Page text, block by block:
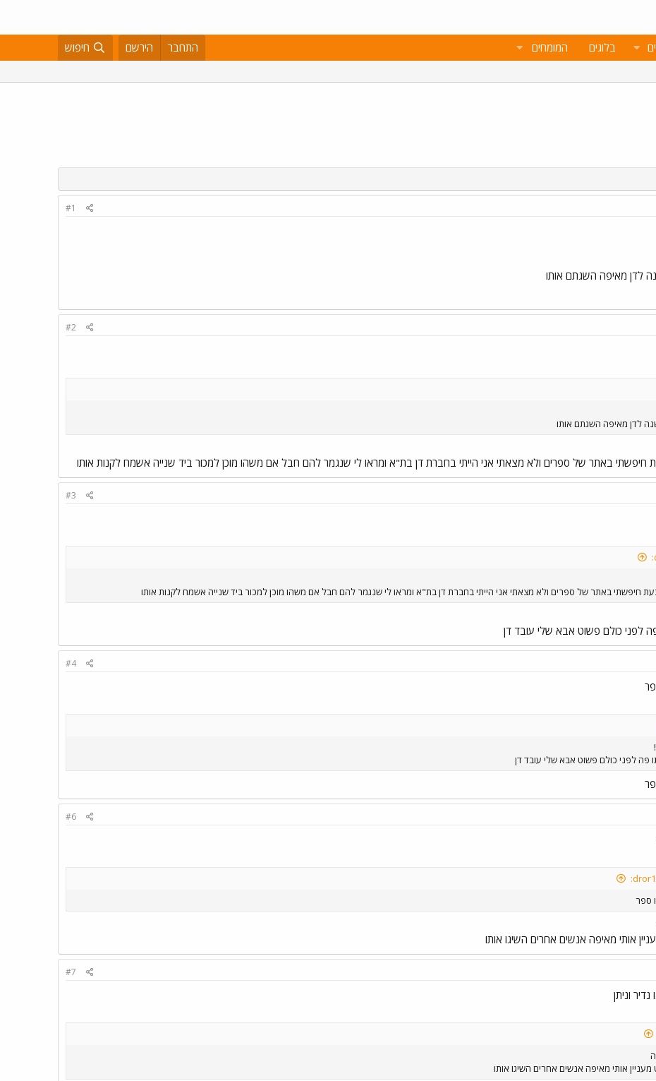
בלוגים המומחים התחבר הירשם חיפוש
#1
#2
חיפשתי באתר של ספרים ולא מצאתי אני הייתי בחברת דן בת"א ומראו לי שנגמר להם חבל אם משהו מוכן למכור ביד שנייה אשמח לקנות אותו
#3
חיפשתי באתר של ספרים ולא מצאתי אני הייתי בחברת דן בת"א ומראו לי שנגמר להם חבל אם משהו מוכן למכור ביד שנייה אשמח לקנות אותו
לפני כולם פשוט אבא שלי עובד דן
#4
פה לפני כולם פשוט אבא שלי עובד דן
#6
ספר
אותי מאיפה אנשים אחרים השיגו אותו
#7
וניתן
מעניין אותי מאיפה אנשים אחרים השיגו אותו